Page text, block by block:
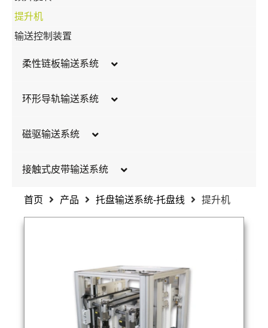
提升机
输送控制装置
柔性链板输送系统
输送段
驱动装置
环形导轨输送系统
链条式
磁驱输送系统
接触式皮带输送系统
宽皮带标准通用型
宽皮带内置电机型
首页 产品 托盘输送系统-托盘线 提升机